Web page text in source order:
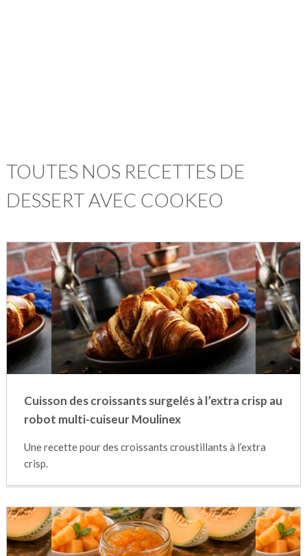
TOUTES NOS RECETTES DE
DESSERT AVEC COOKEO
Cuisson des croissants surgelés à l’extra crisp au
robot multi-cuiseur Moulinex
Une recette pour des croissants croustillants à l’extra
crisp.